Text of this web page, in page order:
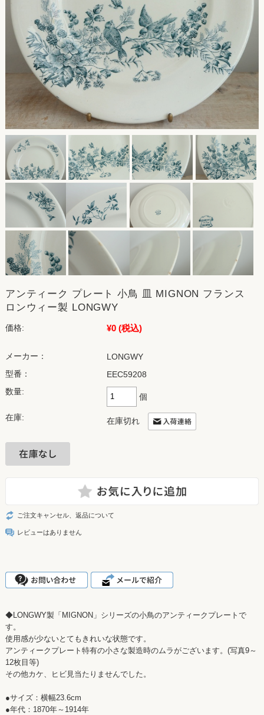
アンティーク プレート 小鳥 皿 MIGNON フランス
ロンウィー製 LONGWY
価格: ¥0 (税込)
メーカー：
LONGWY
型番：
EEC59208
数量:
個
在庫: 在庫切れ
ご注文キャンセル、返品について
レビューはありません
◆LONGWY製「MIGNON」シリーズの小鳥のアンティークプレートで
す。
使用感が少ないとてもきれいな状態です。
アンティークプレート特有の小さな製造時のムラがございます。(写真9～
12枚目等)
その他カケ、ヒビ見当たりませんでした。
●サイズ：横幅23.6cm
●年代：1870年～1914年